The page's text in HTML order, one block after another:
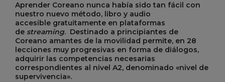
Aprender Coreano nunca había sido tan fácil con
nuestro nuevo método, libro y audio
accesible gratuitamente en plataformas
de streaming. Destinado a principiantes de
Coreano amantes de la movilidad permite, en 28
lecciones muy progresivas en forma de diálogos,
adquirir las competencias necesarias
correspondientes al nivel A2, denominado «nivel de
supervivencia».